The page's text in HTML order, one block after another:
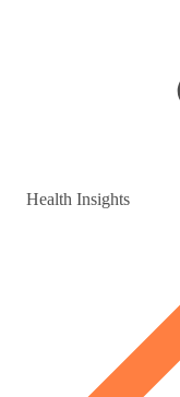
Health Insights